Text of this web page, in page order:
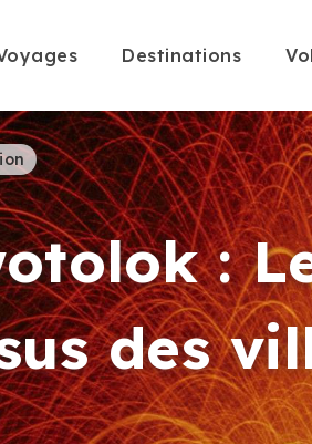
Destinations
:
des